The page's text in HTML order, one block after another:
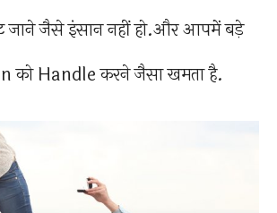
जाने जैसे इंसान नहीं हो.और आपमें बड़े
Handle करने जैसा खमता है.